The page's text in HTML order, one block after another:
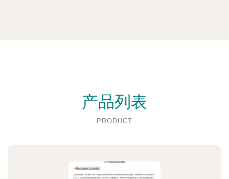
产品列表
PRODUCT